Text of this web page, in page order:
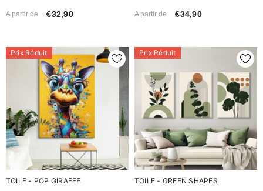
A partir de €32,90 A partir de €34,90
Prix Réduit
TOILE - POP GIRAFFE
Prix Réduit
TOILE - GREEN SHAPES